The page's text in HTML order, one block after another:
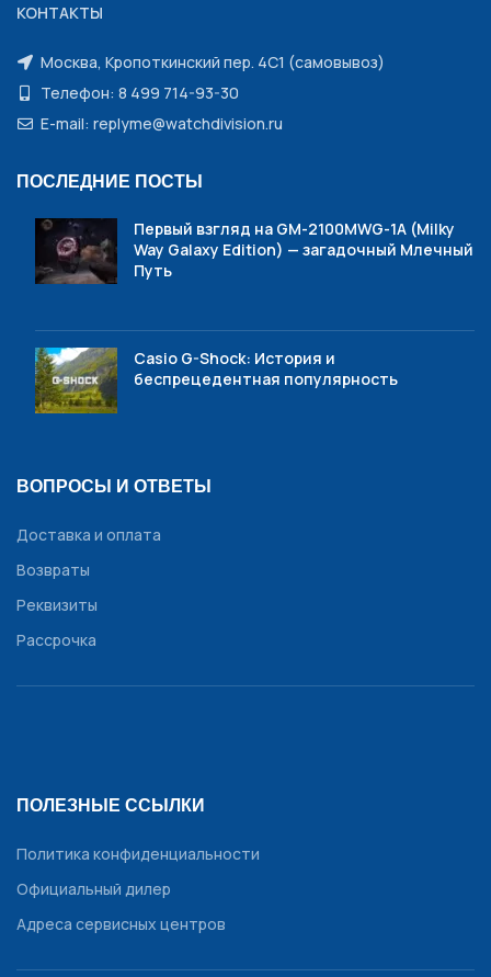
КОНТАКТЫ
Москва, Кропоткинский пер. 4С1 (самовывоз)
Телефон: 8 499 714-93-30
E-mail: replyme@watchdivision.ru
ПОСЛЕДНИЕ ПОСТЫ
Первый взгляд на GM-2100MWG-1A (Milky
Way Galaxy Edition) — загадочный Млечный
Путь
Casio G-Shock: История и
беспрецедентная популярность
ВОПРОСЫ И ОТВЕТЫ
Доставка и оплата
Возвраты
Реквизиты
Рассрочка
ПОЛЕЗНЫЕ ССЫЛКИ
Политика конфиденциальности
Официальный дилер
Адреса сервисных центров